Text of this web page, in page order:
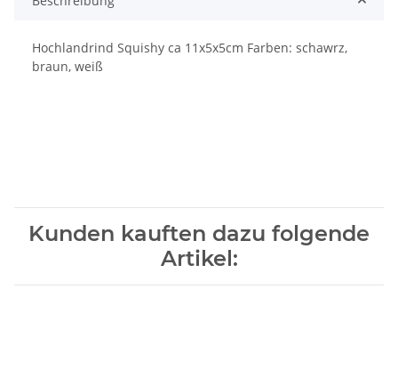
Hochlandrind Squishy ca 11x5x5cm Farben: schawrz,
braun, weiß
Kunden kauften dazu folgende
Artikel: